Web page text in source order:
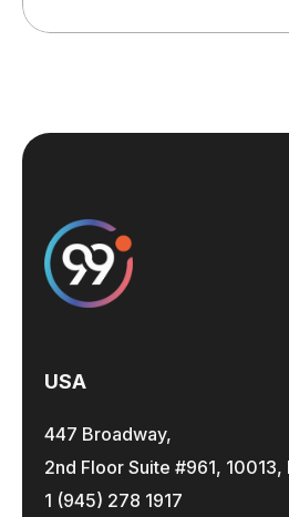
USA
447 Broadway,
2nd Floor Suite #961,
1 (945) 278 1917